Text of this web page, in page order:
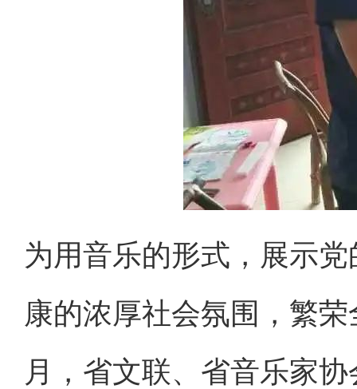
为用音乐的形式，展示
康的浓厚社会氛围，繁
月，省文联、省音乐家